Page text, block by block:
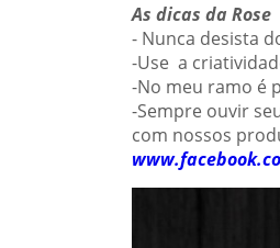
As dicas da Rose
- Nunca desista
-Use a
-No meu ramo é
-Sempre ouvir
com nossos